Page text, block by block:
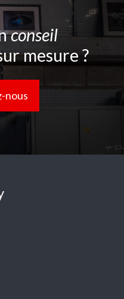
conseil
mesure ?
nous